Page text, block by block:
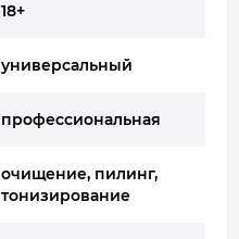
18+
универсальный
профессиональная
очищение, пилинг,
тонизирование